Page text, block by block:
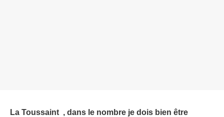
La Toussaint , dans le nombre je dois bien être